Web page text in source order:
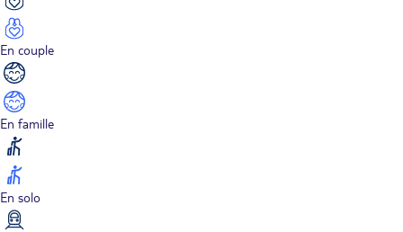
En couple
En famille
En solo